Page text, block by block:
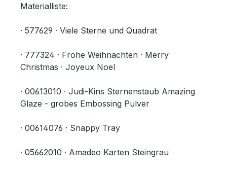
Materialliste:
· 577629 · Viele Sterne und Quadrat
· 777324 · Frohe Weihnachten · Merry
Christmas · Joyeux Noel
· 00613010 · Judi-Kins Sternenstaub Amazing
Glaze - grobes Embossing Pulver
· 00614076 · Snappy Tray
· 05662010 · Amadeo Karten Steingrau